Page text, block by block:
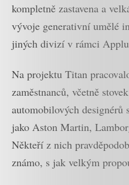
kompletně zastavena a
vývoje generativní umělé
jiných divizí v rámci
Na projektu Titan
zaměstnanců, včetně
automobilových designérů
jako Aston Martin,
Někteří z nich
známo, s jak velkým